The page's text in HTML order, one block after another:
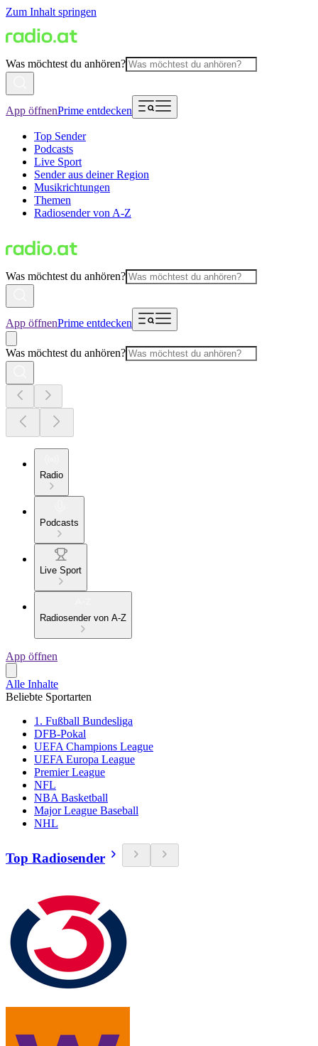
Zum Inhalt springen
Was möchtest du anhören?
App öffnenPrime entdecken
Top Sender
Podcasts
Live Sport
Sender aus deiner Region
Musikrichtungen
Themen
Radiosender von A-Z
Was möchtest du anhören?
App öffnenPrime entdecken
Was möchtest du anhören?
Radio
Podcasts
Live Sport
Radiosender von A-Z
App öffnen
Alle Inhalte
Beliebte Sportarten
1. Fußball Bundesliga
DFB-Pokal
UEFA Champions League
UEFA Europa League
Premier League
NFL
NBA Basketball
Major League Baseball
NHL
Top Radiosender